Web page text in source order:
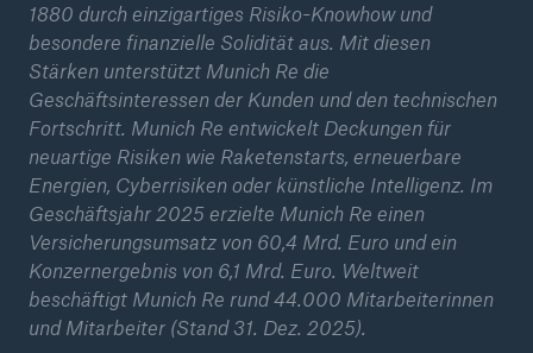
1880 durch einzigartiges Risiko-Knowhow und
besondere finanzielle Solidität aus. Mit diesen
Stärken unterstützt Munich Re die
Geschäftsinteressen der Kunden und den technischen
Fortschritt. Munich Re entwickelt Deckungen für
neuartige Risiken wie Raketenstarts, erneuerbare
Energien, Cyberrisiken oder künstliche Intelligenz. Im
Geschäftsjahr 2025 erzielte Munich Re einen
Versicherungsumsatz von 60,4 Mrd. Euro und ein
Konzernergebnis von 6,1 Mrd. Euro. Weltweit
beschäftigt Munich Re rund 44.000 Mitarbeiterinnen
und Mitarbeiter (Stand 31. Dez. 2025).
Lösungen
Cyber-Lösungen von Munich Re
Navigation schließen oder Escape-Taste drücken
Home
Unternehmen